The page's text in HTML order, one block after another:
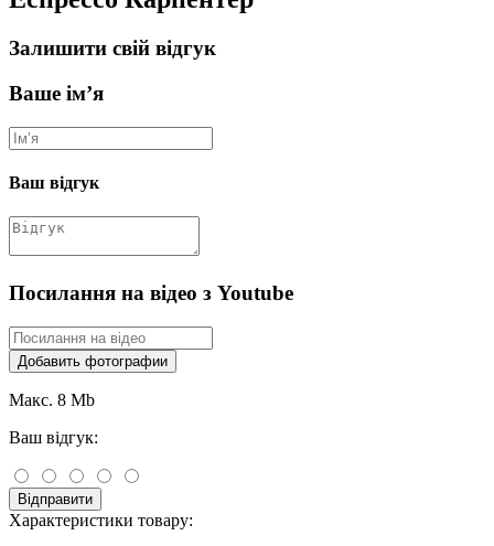
Залишити свій відгук
Ваше ім’я
Ваш відгук
Посилання на відео з Youtube
Добавить фотографии
Макс. 8 Mb
Ваш відгук:
Відправити
Характеристики товару: